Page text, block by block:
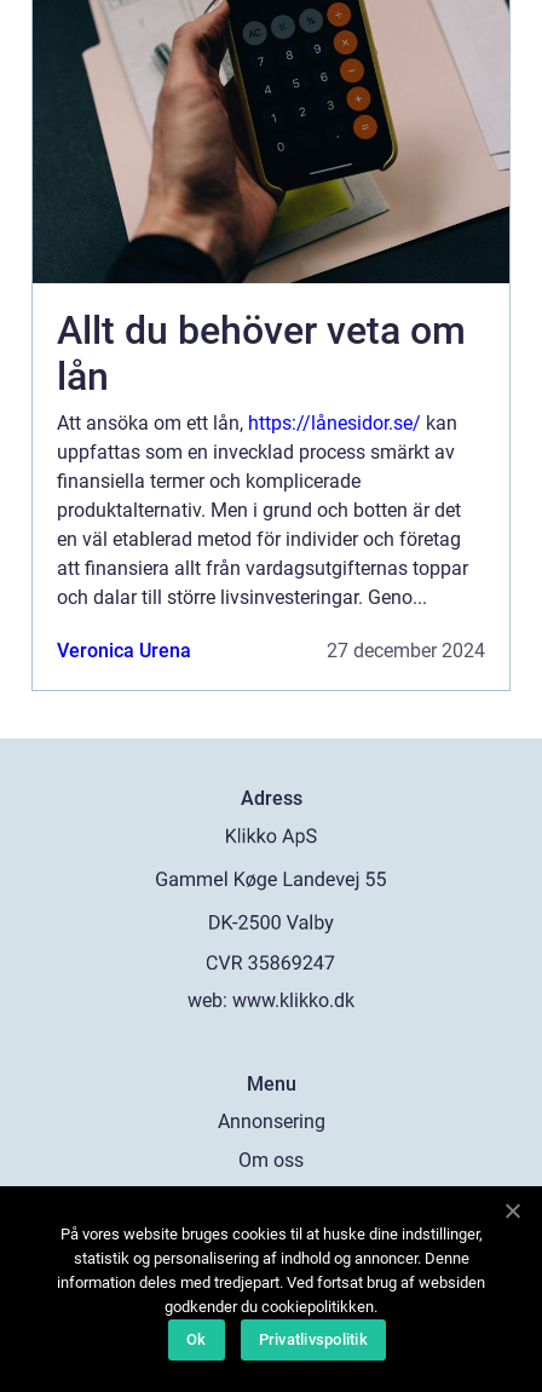
Allt du behöver veta om
lån
Att ansöka om ett lån, https://lånesidor.se/ kan
uppfattas som en invecklad process smärkt av
finansiella termer och komplicerade
produktalternativ. Men i grund och botten är det
en väl etablerad metod för individer och företag
att finansiera allt från vardagsutgifternas toppar
och dalar till större livsinvesteringar. Geno...
Veronica Urena 27 december 2024
Adress
web: www.klikko.dk
Menu
Annonsering
Om oss
Kontakta oss
Sitemap
På vores website bruges cookies til at huske dine indstillinger,
statistik og personalisering af indhold og annoncer. Denne
information deles med tredjepart. Ved fortsat brug af websiden
godkender du cookiepolitikken.
Ok
Privatlivspolitik